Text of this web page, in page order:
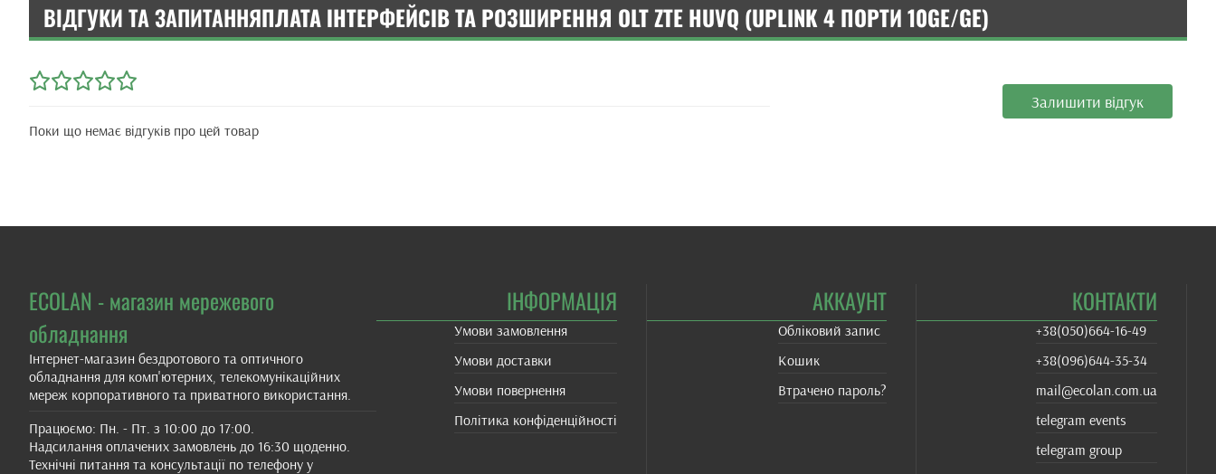
ВІДГУКИ ТА ЗАПИТАННЯПЛАТА ІНТЕРФЕЙСІВ ТА РОЗШИРЕННЯ OLT ZTE HUVQ (UPLINK 4 ПОРТИ 10GE/GE)
Поки що немає відгуків про цей товар
Залишити відгук
ECOLAN - магазин мережевого
обладнання
Інтернет-магазин бездротового та оптичного
обладнання для комп'ютерних, телекомунікаційних
мереж корпоративного та приватного використання.
Працюємо: Пн. - Пт. з 10:00 до 17:00.
Надсилання оплачених замовлень до 16:30 щоденно.
Технічні питання та консультації по телефону у
ІНФОРМАЦІЯ
Умови замовлення
Умови доставки
Умови повернення
Політика конфіденційності
АККАУНТ
Обліковий запис
Кошик
Втрачено пароль?
КОНТАКТИ
+38(‎050)664-16-49
+38‎(096)644-35-34
mail@ecolan.com.ua
telegram events
telegram group